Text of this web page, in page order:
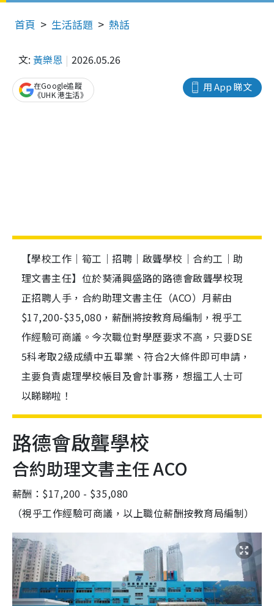
首頁 生活話題 熱話
文: 黃樂恩 2026.05.26
用 App 睇文
在Google追蹤
《UHK 港生活》
【學校工作｜筍工｜招聘｜啟聾學校｜合約工｜助
理文書主任】位於葵涌興盛路的路德會啟聾學校現
正招聘人手，合約助理文書主任（ACO）月薪由
$17,200-$35,080，薪酬將按教育局編制，視乎工
作經驗可商議。今次職位對學歷要求不高，只要DSE
5科考取2級成績中五畢業、符合2大條件即可申請，
主要負責處理學校帳目及會計事務，想搵工人士可
以睇睇啦！
路德會啟聾學校
合約助理文書主任 ACO
薪酬：$17,200 - $35,080
（視乎工作經驗可商議，以上職位薪酬按教育局編制）